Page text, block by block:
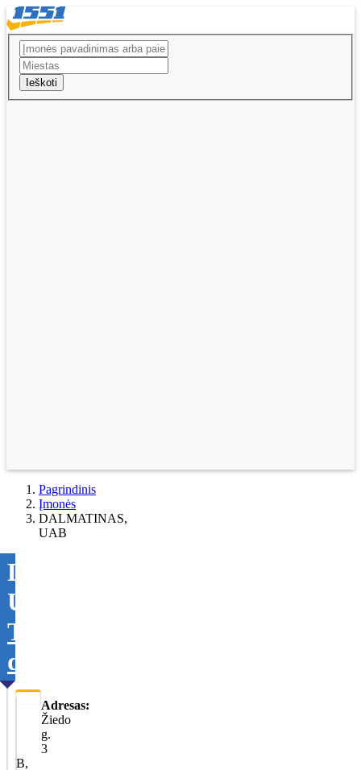
Ieškoti
Pagrindinis
Įmonės
DALMATINAS,
UAB
DALMATINAS,
UAB
Tikslinti
duomenis
Adresas:
Žiedo
g.
3
B,